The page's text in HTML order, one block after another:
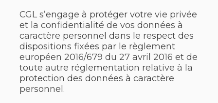
CGL s’engage à protéger votre vie privée
et la confidentialité de vos données à
caractère personnel dans le respect des
dispositions fixées par le règlement
européen 2016/679 du 27 avril 2016 et de
toute autre réglementation relative à la
protection des données à caractère
personnel.